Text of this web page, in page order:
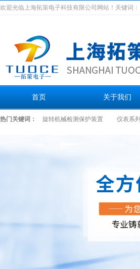
欢迎光临上海拓策电子科技有限公司网站！关键词：
首页 关于我们
热门关键词： 旋转机械检测保护装置 仪表系列